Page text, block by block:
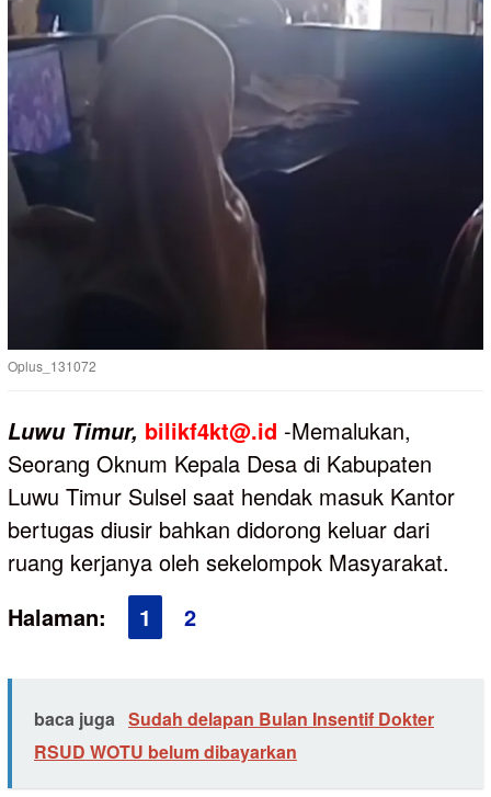
Oplus_131072
Luwu Timur, bilikf4kt@.id -Memalukan,
Seorang Oknum Kepala Desa di Kabupaten
Luwu Timur Sulsel saat hendak masuk Kantor
bertugas diusir bahkan didorong keluar dari
ruang kerjanya oleh sekelompok Masyarakat.
Halaman:
1 2
baca juga Sudah delapan Bulan Insentif Dokter
RSUD WOTU belum dibayarkan